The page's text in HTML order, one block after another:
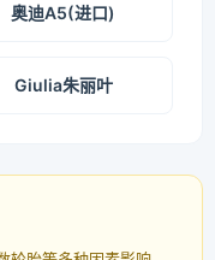
奥迪A5(进口)
Giulia朱丽叶